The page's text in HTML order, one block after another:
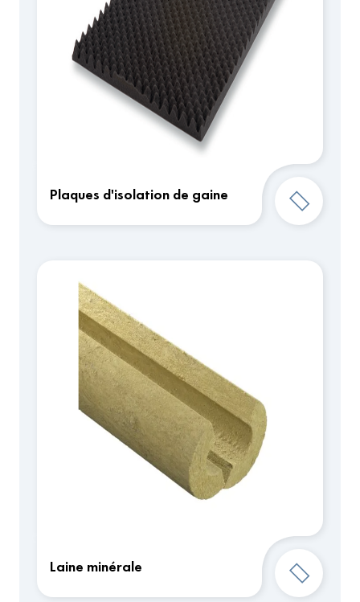
Plaques d'isolation de gaine
Laine minérale